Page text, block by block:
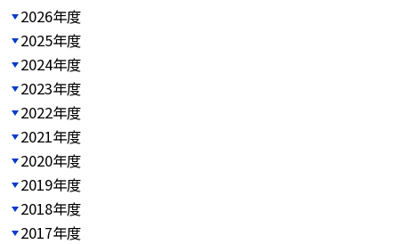
2026年度
2025年度
2024年度
2023年度
2022年度
2021年度
2020年度
2019年度
2018年度
2017年度